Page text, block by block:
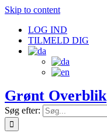
Skip to content
LOG IND
TILMELD DIG
Grønt Overblik
Søg efter: